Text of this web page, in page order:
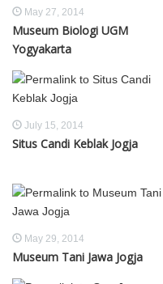
May 27, 2014
Museum Biologi UGM
Yogyakarta
July 15, 2014
Situs Candi Keblak Jogja
May 29, 2014
Museum Tani Jawa Jogja